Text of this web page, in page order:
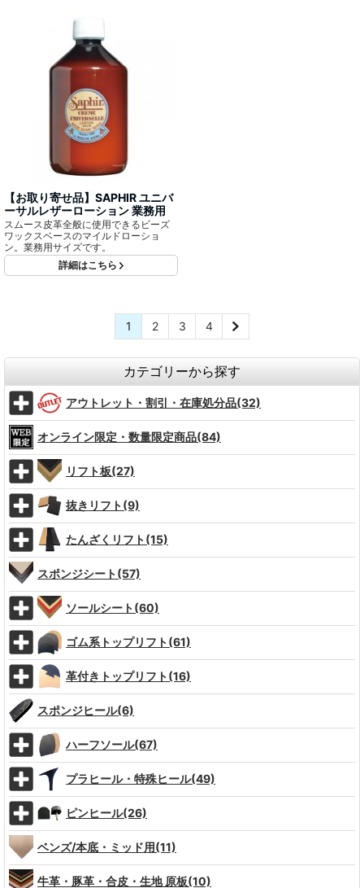
【お取り寄せ品】SAPHIR ユニバ
ーサルレザーローション 業務用
スムース皮革全般に使用できるビーズ
ワックスベースのマイルドローショ
ン。業務用サイズです。
詳細はこちら
1 2 3 4
カテゴリーから探す
アウトレット・割引・在庫処分品(32)
オンライン限定・数量限定商品(84)
リフト板(27)
抜きリフト(9)
たんざくリフト(15)
スポンジシート(57)
ソールシート(60)
ゴム系トップリフト(61)
革付きトップリフト(16)
スポンジヒール(6)
ハーフソール(67)
プラヒール・特殊ヒール(49)
ピンヒール(26)
ベンズ/本底・ミッド用(11)
牛革・豚革・合皮・生地 原板(10)